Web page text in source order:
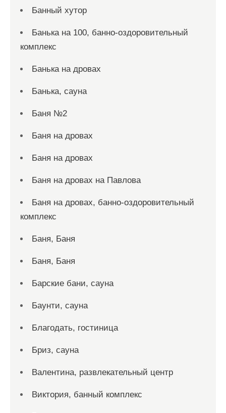
Банный хутор
Банька на 100, банно-оздоровительный
комплекс
Банька на дровах
Банька, сауна
Баня №2
Баня на дровах
Баня на дровах
Баня на дровах на Павлова
Баня на дровах, банно-оздоровительный
комплекс
Баня, Баня
Баня, Баня
Барские бани, сауна
Баунти, сауна
Благодать, гостиница
Бриз, сауна
Валентина, развлекательный центр
Виктория, банный комплекс